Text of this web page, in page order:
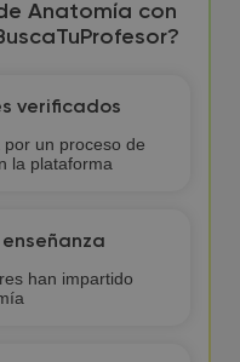
Anatomía con
verificados
un proceso de
la plataforma
han impartido